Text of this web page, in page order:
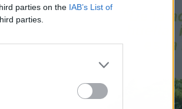
parties on the IAB’s List of
parties.